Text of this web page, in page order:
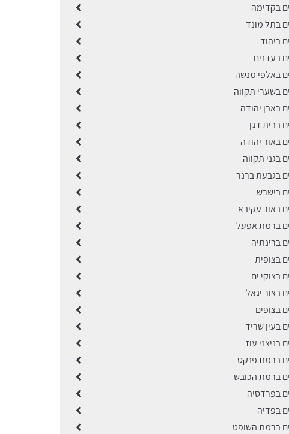
בקדימה
בתל מונד
ביהוד
בעדנים
באלפי מנשה
בשערי תקווה
באבן יהודה
בבית דגן
באור יהודה
בגני תקווה
בגבעת ברנר
בישרש
באור עקיבא
ברמת אפעל
ברינתיה
בצופית
בצוקי ים
בצור יגאל
בצופים
בעין שריד
בניצני עוז
ברמת פנקס
ברמת הכובש
בפרדסיה
בפדיה
ברמת השופט